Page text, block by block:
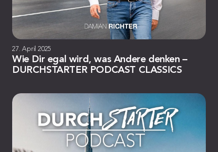
27. April 2025
Wie Dir egal wird, was Andere denken –
DURCHSTARTER PODCAST CLASSICS